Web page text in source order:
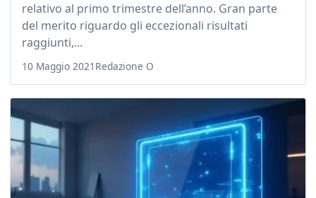
relativo al primo trimestre dell’anno. Gran parte
del merito riguardo gli eccezionali risultati
raggiunti,...
10 Maggio 2021 Redazione O